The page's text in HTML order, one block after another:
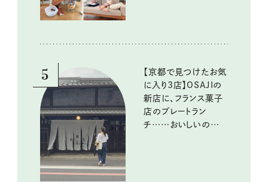
5
【京都で見つけたお気
に入り3店】OSAJIの
新店に、フランス菓子
店のプレートラン
チ……おいしいのんび